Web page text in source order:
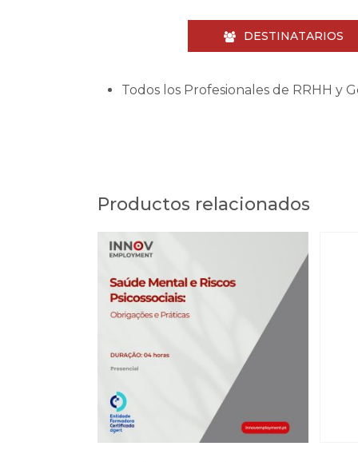
DESTINATARIOS
Todos los Profesionales de RRHH y
Productos relacionados